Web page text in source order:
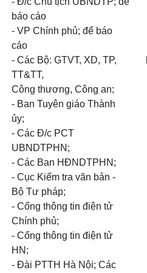
báo cáo
- VP Chính phủ; để báo
cáo
- Các Bộ: GTVT, XD, TP,
TT&TT,
Công thương, Công an;
- Ban Tuyên giáo Thành
ủy;
- Các Đ/c PCT
UBNDTPHN;
- Các Ban HĐNDTPHN;
- Cục Kiểm tra văn bản -
Bộ Tư pháp;
- Cổng thông tin điện tử
Chính phủ;
- Cổng thông tin điện tử
HN;
- Đài PTTH Hà Nội; Các